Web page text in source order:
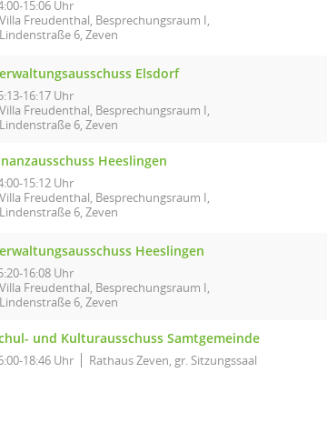
15:06 Uhr
Villa Freudenthal, Besprechungsraum I,
Lindenstraße 6, Zeven
Elsdorf
16:17 Uhr
Villa Freudenthal, Besprechungsraum I,
Lindenstraße 6, Zeven
Heeslingen
15:12 Uhr
Villa Freudenthal, Besprechungsraum I,
Lindenstraße 6, Zeven
Heeslingen
16:08 Uhr
Villa Freudenthal, Besprechungsraum I,
Lindenstraße 6, Zeven
und Kulturausschuss Samtgemeinde
18:46 Uhr Rathaus Zeven, gr. Sitzungssaal